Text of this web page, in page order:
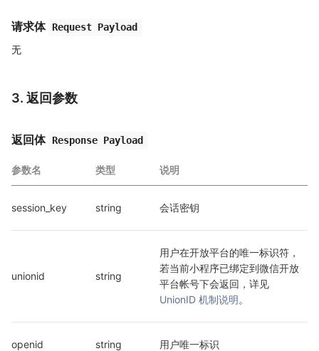
请求体 Request Payload
无
3. 返回参数
返回体 Response Payload
参数名 类型 说明
session_key string 会话密钥
unionid string
用户在开放平台的唯一标识符，
若当前小程序已绑定到微信开放
UnionID 机制说明。
openid string 用户唯一标识